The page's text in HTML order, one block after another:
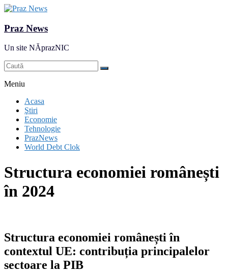
Praz News
Un site NĂprazNIC
Meniu
Acasa
Ştiri
Economie
Tehnologie
PrazNews
World Debt Clok
Structura economiei românești
în 2024
Structura economiei românești în
contextul UE: contribuția principalelor
sectoare la PIB